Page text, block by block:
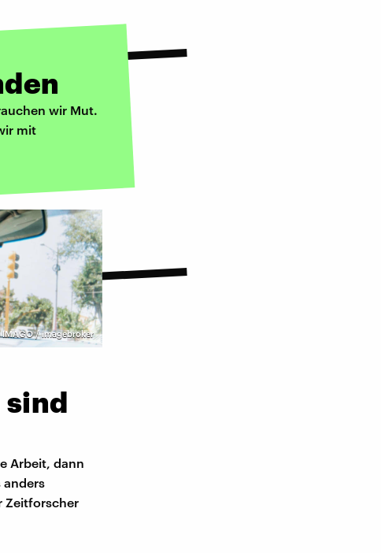
wir Mut.
mit
IMAGO / imagebroker
sind
Arbeit, dann
anders
Zeitforscher